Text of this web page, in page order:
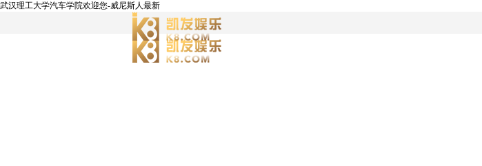
武汉理工大学汽车学院欢迎您-威尼斯人最新